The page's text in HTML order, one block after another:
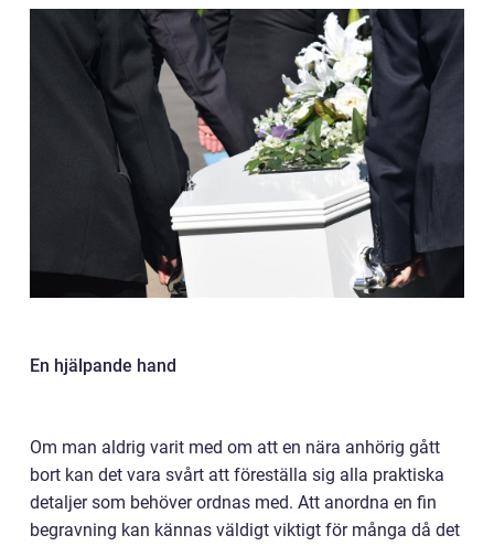
En hjälpande hand
Om man aldrig varit med om att en nära anhörig gått
bort kan det vara svårt att föreställa sig alla praktiska
detaljer som behöver ordnas med. Att anordna en fin
begravning kan kännas väldigt viktigt för många då det